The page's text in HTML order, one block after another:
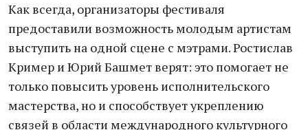
Как всегда, организаторы фестиваля
предоставили возможность молодым артистам
выступить на одной сцене с мэтрами. Ростислав
Кример и Юрий Башмет верят: это помогает не
только повысить уровень исполнительского
мастерства, но и способствует укреплению
связей в области международного культурного